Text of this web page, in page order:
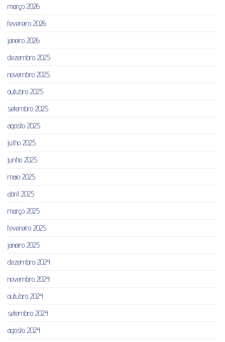
março 2026
fevereiro 2026
janeiro 2026
dezembro 2025
novembro 2025
outubro 2025
setembro 2025
agosto 2025
julho 2025
junho 2025
maio 2025
abril 2025
março 2025
fevereiro 2025
janeiro 2025
dezembro 2024
novembro 2024
outubro 2024
setembro 2024
agosto 2024